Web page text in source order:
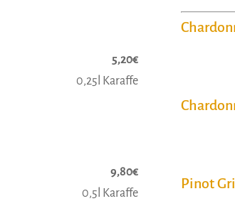
5,20€
0,25l Karaffe
9,80€
0,5l Karaffe
Pinot